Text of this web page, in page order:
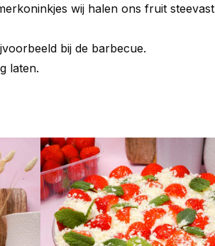
wij halen ons fruit steevast
bij de barbecue.
laten.